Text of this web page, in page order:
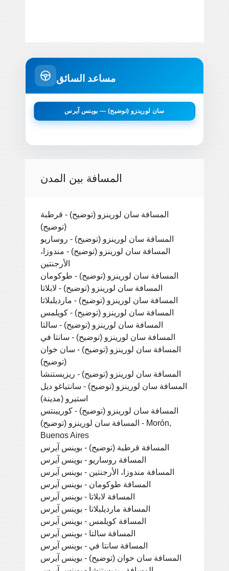
مساعد السائق
سان لورينزو (توضيح) — بوينس آيرس
المسافة بين المدن
المسافة سان لورينزو (توضيح) - قرطبة
(توضيح)
المسافة سان لورينزو (توضيح) - روساريو
المسافة سان لورينزو (توضيح) - مندوزا،
الأرجنتين
المسافة سان لورينزو (توضيح) - طوكومان
المسافة سان لورينزو (توضيح) - لابلاتا
المسافة سان لورينزو (توضيح) - مارديلبلاتا
المسافة سان لورينزو (توضيح) - كويلمس
المسافة سان لورينزو (توضيح) - سالتا
المسافة سان لورينزو (توضيح) - سانتا في
المسافة سان لورينزو (توضيح) - سان خوان
(توضيح)
المسافة سان لورينزو (توضيح) - ريزيستنشا
المسافة سان لورينزو (توضيح) - سانتياغو ديل
استيرو (مدينة)
المسافة سان لورينزو (توضيح) - كوريينتس
المسافة سان لورينزو (توضيح) - Morón,
Buenos Aires
المسافة قرطبة (توضيح) - بوينس آيرس
المسافة روساريو - بوينس آيرس
المسافة مندوزا، الأرجنتين - بوينس آيرس
المسافة طوكومان - بوينس آيرس
المسافة لابلاتا - بوينس آيرس
المسافة مارديلبلاتا - بوينس آيرس
المسافة كويلمس - بوينس آيرس
المسافة سالتا - بوينس آيرس
المسافة سانتا في - بوينس آيرس
المسافة سان خوان (توضيح) - بوينس آيرس